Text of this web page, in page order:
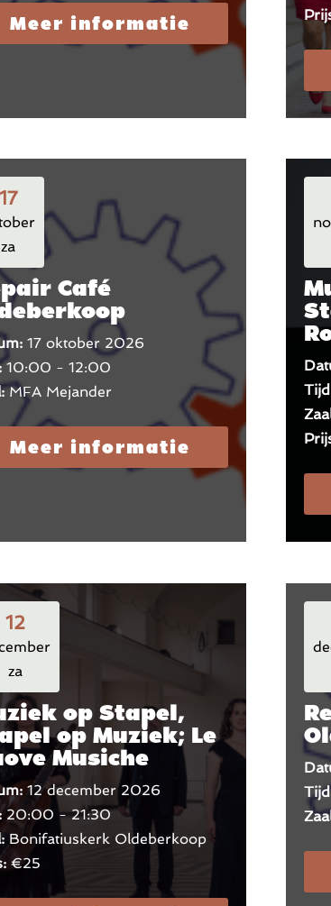
Meer informatie
17
za
Café
17 oktober 2026
10:00 - 12:00
MFA Mejander
Meer informatie
12
za
op Stapel,
op Muziek; Le
Musiche
12 december 2026
20:00 - 21:30
Bonifatiuskerk Oldeberkoop
€25